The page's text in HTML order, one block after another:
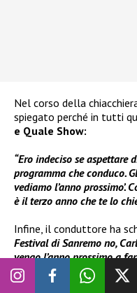
Nel corso della
spiegato perché in tutti
e Quale Show:
“Ero indeciso se aspettare
programma che conduco.
vediamo l’anno prossimo’.
è il terzo anno che te lo
Infine, il conduttore ha
Festival di Sanremo no,
vengo l’anno prossimo a
Dopo il successo